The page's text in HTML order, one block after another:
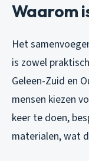
Waarom
Het
is zowel
Geleen-Zuid en
mensen kiezen
keer te doen,
materialen, wat